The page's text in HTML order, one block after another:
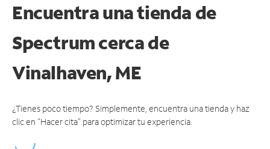
Encuentra una tienda de
Spectrumcerca de
Vinalhaven, ME
¿Tienes poco tiempo? Simplemente, encuentra una tienda y haz
clic en "Hacer cita" para optimizar tu experiencia.